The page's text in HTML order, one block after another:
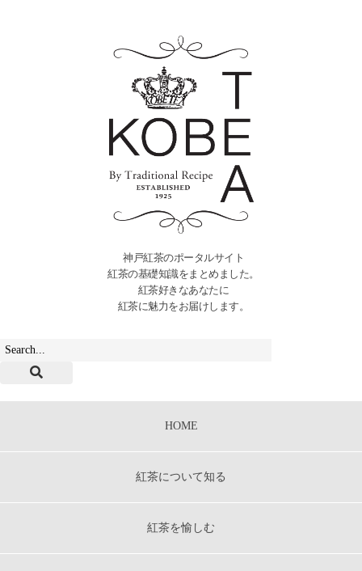
神戸紅茶のポータルサイト
紅茶の基礎知識をまとめました。
紅茶好きなあなたに
紅茶に魅力をお届けします。
HOME
紅茶について知る
紅茶を愉しむ